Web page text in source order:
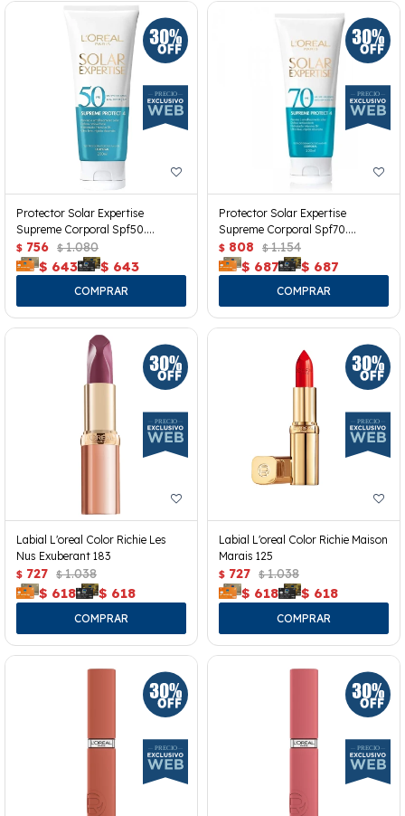
Protector Solar Expertise
Supreme Corporal Spf50.
200grs.
$ 756 $ 1.080
$ 643 $ 643
Protector Solar Expertise
Supreme Corporal Spf70.
200grs.
$ 808 $ 1.154
$ 687 $ 687
Labial L'oreal Color Richie Les
Nus Exuberant 183
$ 727 $ 1.038
$ 618 $ 618
Labial L'oreal Color Richie Maison
Marais 125
$ 727 $ 1.038
$ 618 $ 618